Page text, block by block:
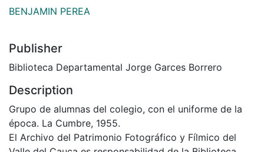
BENJAMIN PEREA
Publisher
Biblioteca Departamental Jorge Garces Borrero
Description
Grupo de alumnas del colegio, con el uniforme de la
época. La Cumbre, 1955.
El Archivo del Patrimonio Fotográfico y Fílmico del